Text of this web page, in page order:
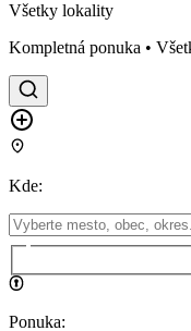
Všetky lokality
Kompletná ponuka •
Kde:
Ponuka: